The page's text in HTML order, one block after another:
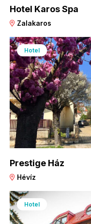
Hotel Karos Spa
Zalakaros
Hotel
Prestige Ház
Hévíz
Hotel